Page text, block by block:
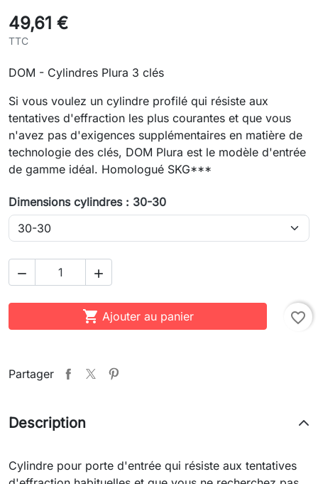
49,61 €
TTC
DOM - Cylindres Plura 3 clés
Si vous voulez un cylindre profilé qui résiste aux
tentatives d'effraction les plus courantes et que vous
n'avez pas d'exigences supplémentaires en matière de
technologie des clés, DOM Plura est le modèle d'entrée
de gamme idéal. Homologué SKG***
Dimensions cylindres : 30-30
 
 Ajouter au panier favorite_border
Partager
Description
Cylindre pour porte d'entrée qui résiste aux tentatives